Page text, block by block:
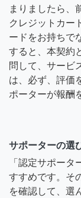
まりましたら、
クレジットカー
ードをお持ちで
すると、本契約
問して、サービ
は、必ず、評価
ポーターが報酬
サポーターの選
「認定サポー
すすめです。そ
を確認して、選